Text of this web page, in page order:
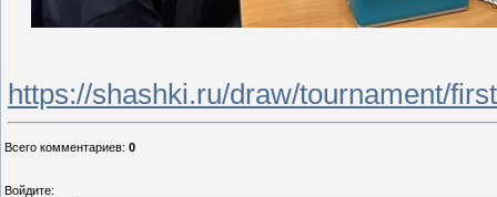
https://shashki.ru/draw/tournament/
Всего комментариев: 0
Войдите: